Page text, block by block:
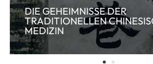
DIE GEHEIMNISSE DER
TRADITIONELLEN
MEDIZIN